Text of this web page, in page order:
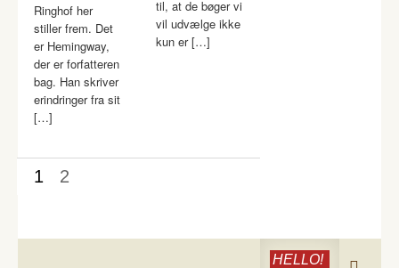
Ringhof her
stiller frem. Det
er Hemingway,
der er forfatteren
bag. Han skriver
erindringer fra sit
[…]
til, at de bøger vi
vil udvælge ikke
kun er […]
1 2
HELLO!